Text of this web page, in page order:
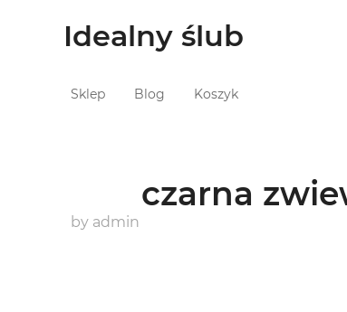
Idealny ślub
Sklep Blog Koszyk
czarna
by admin